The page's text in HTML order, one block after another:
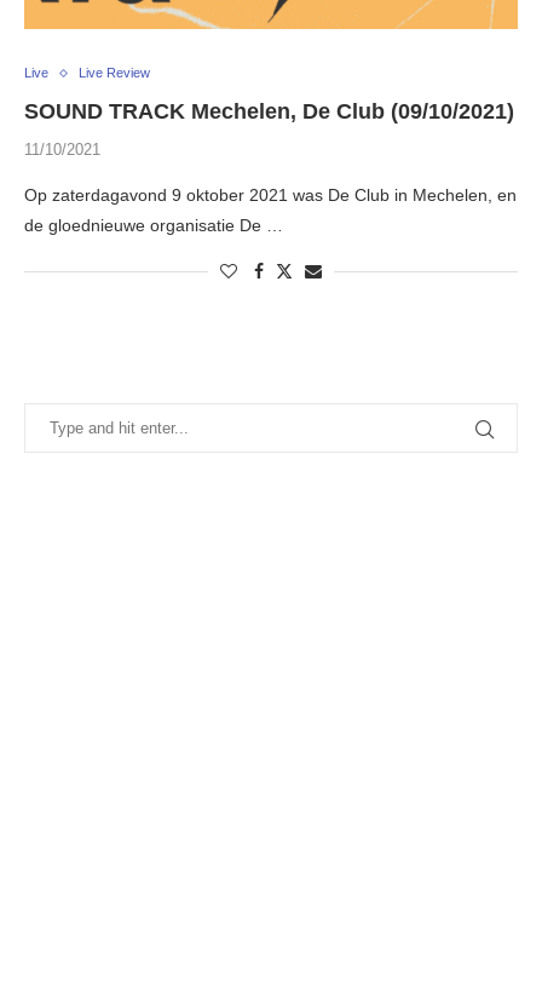
Live Live Review
SOUND TRACK Mechelen, De Club (09/10/2021)
11/10/2021
Op zaterdagavond 9 oktober 2021 was De Club in Mechelen, en
de gloednieuwe organisatie De …